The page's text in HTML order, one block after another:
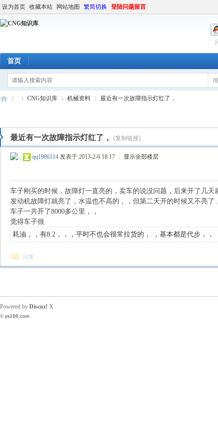
设为首页 收藏本站 网站地图 繁简切换 登陆问题留言
首页
C » ›
CNG知识库
›
机械资料
›
最近有一次故障指示灯红了，
最近有一次故障指示灯红了， [复制链接]
qq1986114 发表于 2013-2-6 18:17 显示全部楼层
车子刚买的时候，故障灯一直亮的，卖车的说没问题，后来开了几
发动机故障灯就亮了，水温也不高的，，但第二天开的时候又不亮了
车子一共开了8000多公里，，
觉得车子很
耗油，，有8.2，，，平时不也会很常拉货的， ，基本都是代步，，
回复
Powered by Discuz! X
©ys166.com